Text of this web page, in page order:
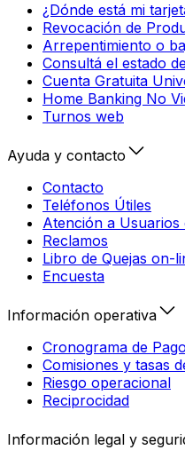
¿Dónde está mi
Revocación de
Arrepentimiento o
Consultá el estado
Cuenta Gratuita
Home Banking No
Turnos web
Ayuda y contacto
Contacto
Teléfonos Útiles
Atención a Usuarios
Reclamos
Libro de Quejas on-
Encuesta
Información operativa
Cronograma de
Comisiones y tasas
Riesgo operacional
Reciprocidad
Información legal y